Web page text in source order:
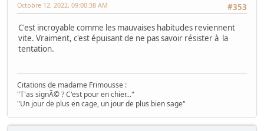
#353
Octobre 12, 2022, 09:00:38 AM
C'est incroyable comme les mauvaises habitudes reviennent
vite. Vraiment, c'est épuisant de ne pas savoir résister à la
tentation.
Citations de madame Frimousse :
"T'as signÃ© ? C'est pour en chier..."
"Un jour de plus en cage, un jour de plus bien sage"